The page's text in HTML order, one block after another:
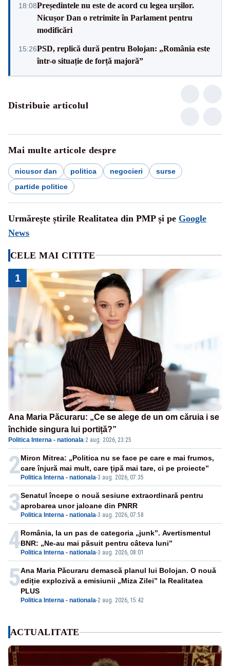
18:08Președintele nu este de acord cu legea urșilor.
Nicușor Dan o retrimite în Parlament pentru
modificări
15:26PSD, replică dură pentru Bolojan: „România este
într-o situație de forță majoră”
Distribuie articolul
Mai multe articole despre
nicusor dan politica negocieri
surse
partide politice
Urmărește știrile Realitatea din PMP și pe Google
News
CELE MAI CITITE
1
Ana Maria Păcuraru: „Ce se alege de un om căruia i se
închide singura lui portiță?”
Politica Interna - nationala·2 aug. 2026, 23:25
2 Politica Interna - nationala-3 aug. 2026, 07:35
Miron Mitrea: „Politica nu se face pe care e mai frumos,
care înjură mai mult, care țipă mai tare, ci pe proiecte”
3 Politica Interna - nationala-3 aug. 2026, 07:58
Senatul începe o nouă sesiune extraordinară pentru
aprobarea unor jaloane din PNRR
4 Politica Interna - nationala-3 aug. 2026, 08:01
România, la un pas de categoria „junk”. Avertismentul
BNR: „Ne-au mai păsuit pentru câteva luni”
5
Politica Interna - nationala-2 aug. 2026, 15:42
Ana Maria Păcuraru demască planul lui Bolojan. O nouă
ediție explozivă a emisiunii „Miza Zilei” la Realitatea
PLUS
ACTUALITATE